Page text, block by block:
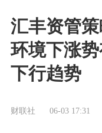
汇丰资管
环境下涨
下行趋势
财联社 06-03 17:31